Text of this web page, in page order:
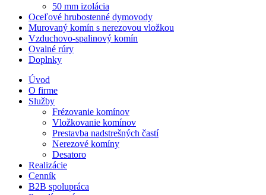
50 mm izolácia
Oceľové hrubostenné dymovody
Murovaný komín s nerezovou vložkou
Vzduchovo-spalinový komín
Ovalné rúry
Doplnky
Úvod
O firme
Služby
Frézovanie komínov
Vložkovanie komínov
Prestavba nadstrešných častí
Nerezové komíny
Desatoro
Realizácie
Cenník
B2B spolupráca